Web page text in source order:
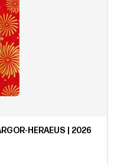
HERAEUS | 2026